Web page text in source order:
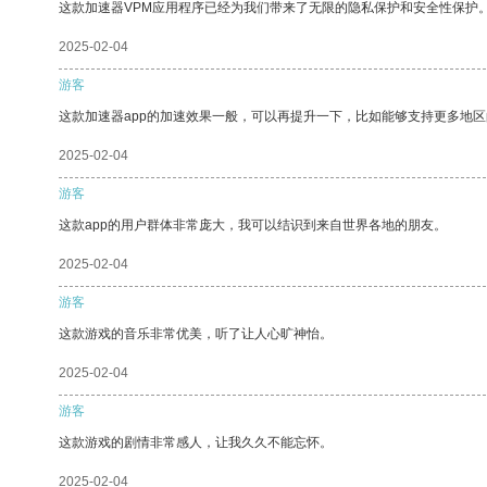
这款加速器VPM应用程序已经为我们带来了无限的隐私保护和安全性保护。
2025-02-04
游客
这款加速器app的加速效果一般，可以再提升一下，比如能够支持更多地区
2025-02-04
游客
这款app的用户群体非常庞大，我可以结识到来自世界各地的朋友。
2025-02-04
游客
这款游戏的音乐非常优美，听了让人心旷神怡。
2025-02-04
游客
这款游戏的剧情非常感人，让我久久不能忘怀。
2025-02-04